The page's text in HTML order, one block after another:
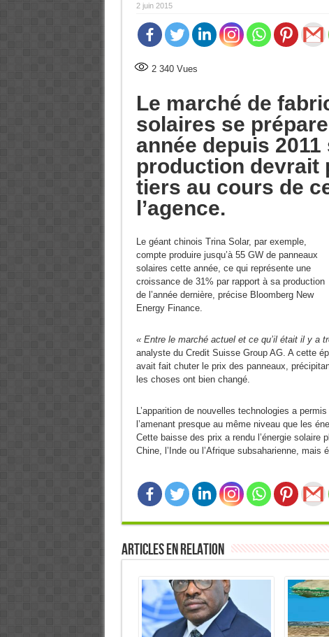
2 juin 2015
2 340Vues
Le marché de
solaires se
année depuis
production devrait
tiers au cours de
l’agence.
Le géant chinois Trina Solar, par exemple,
compte produire jusqu’à 55 GW de panneaux
solaires cette année, ce qui représente une
croissance de 31% par rapport à sa production
de l’année dernière, précise Bloomberg New
Energy Finance.
« Entre le marché actuel et ce qu’il était il y a
analyste du Credit Suisse Group AG. A cette
avait fait chuter le prix des panneaux,
les choses ont bien changé.
L’apparition de nouvelles technologies a
l’amenant presque au même niveau que les
Cette baisse des prix a rendu l’énergie
Chine, l’Inde ou l’Afrique subsaharienne,
Articles en relation